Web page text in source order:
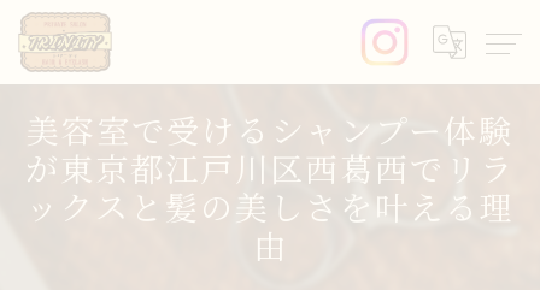
美容室で受けるシャンプー体験
が東京都江戸川区西葛西でリラ
ックスと髪の美しさを叶える理
由